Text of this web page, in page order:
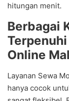
hitungan menit.
Berbagai
Online
Layanan Sewa
hanya cocok